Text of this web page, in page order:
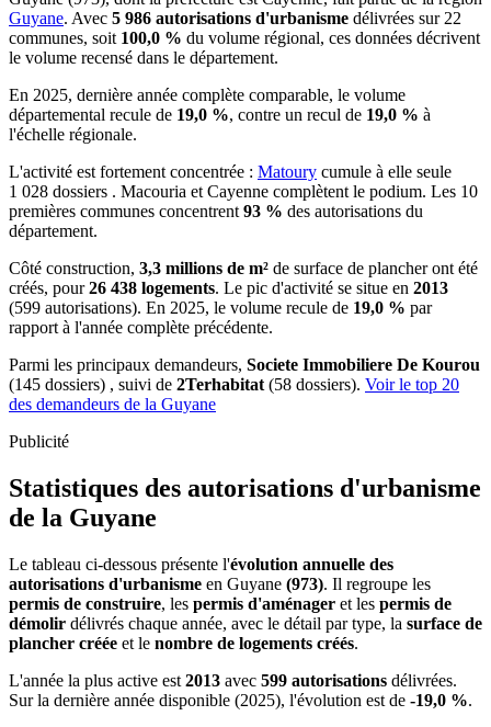
Guyane. Avec 5 986 autorisations d'urbanisme délivrées sur 22
communes, soit 100,0 % du volume régional, ces données décrivent
le volume recensé dans le département.
En 2025, dernière année complète comparable, le volume
départemental recule de 19,0 %, contre un recul de 19,0 % à
l'échelle régionale.
L'activité est fortement concentrée : Matoury cumule à elle seule
1 028 dossiers . Macouria et Cayenne complètent le podium. Les 10
premières communes concentrent93 % des autorisations du
département.
Côté construction, 3,3 millions de m² de surface de plancher ont été
créés, pour26 438 logements. Le pic d'activité se situe en 2013
(599 autorisations). En 2025, le volume recule de 19,0 % par
rapport à l'année complète précédente.
Parmi les principaux demandeurs, Societe Immobiliere De Kourou
(145 dossiers) , suivi de 2Terhabitat(58 dossiers). Voir le top 20
des demandeurs de la Guyane
Publicité
Statistiques des autorisations d'urbanisme
de la Guyane
Le tableau ci-dessous présente l'évolution annuelle des
autorisations d'urbanisme en Guyane (973). Il regroupe les
permis de construire, les permis d'aménager et les permis de
démolir délivrés chaque année, avec le détail par type, la surface de
plancher créée et le nombre de logements créés.
L'année la plus active est 2013 avec 599 autorisations délivrées.
Sur la dernière année disponible (2025), l'évolution est de -19,0 %.